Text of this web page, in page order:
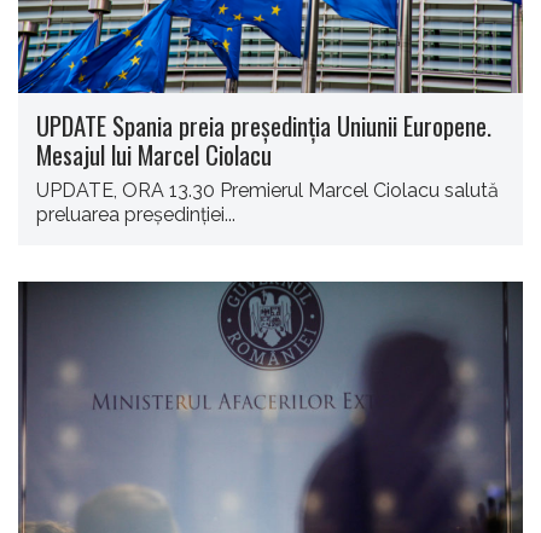
UPDATE Spania preia președinția Uniunii Europene.
Mesajul lui Marcel Ciolacu
UPDATE, ORA 13.30 Premierul Marcel Ciolacu salută
preluarea președinției...